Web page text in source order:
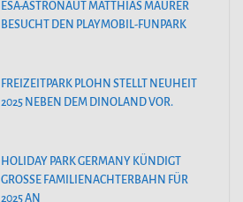
ESA-ASTRONAUT MATTHIAS MAURER
BESUCHT DEN PLAYMOBIL-FUNPARK
FREIZEITPARK PLOHN STELLT NEUHEIT
2025 NEBEN DEM DINOLAND VOR.
HOLIDAY PARK GERMANY KÜNDIGT
GROSSE FAMILIENACHTERBAHN FÜR 2
025 AN